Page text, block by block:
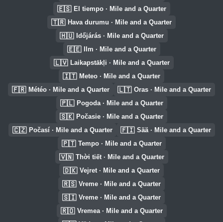
🇪🇸 El tiempo · Mile and a Quarter
🇹🇷 Hava durumu · Mile and a Quarter
🇭🇺 Időjárás · Mile and a Quarter
🇪🇪 Ilm · Mile and a Quarter
🇱🇻 Laikapstākļi · Mile and a Quarter
🇮🇹 Meteo · Mile and a Quarter
🇫🇷 Météo · Mile and a Quarter 🇱🇹 Oras · Mile and a Quarter
🇵🇱 Pogoda · Mile and a Quarter
🇸🇰 Počasie · Mile and a Quarter
🇨🇿 Počasí · Mile and a Quarter 🇫🇮 Sää · Mile and a Quarter
🇵🇹 Tempo · Mile and a Quarter
🇻🇳 Thời tiết · Mile and a Quarter
🇩🇰 Vejret · Mile and a Quarter
🇷🇸 Vreme · Mile and a Quarter
🇸🇮 Vreme · Mile and a Quarter
🇷🇴 Vremea · Mile and a Quarter